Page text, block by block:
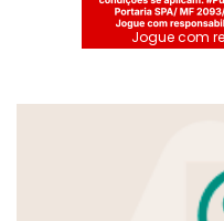
Jogue com